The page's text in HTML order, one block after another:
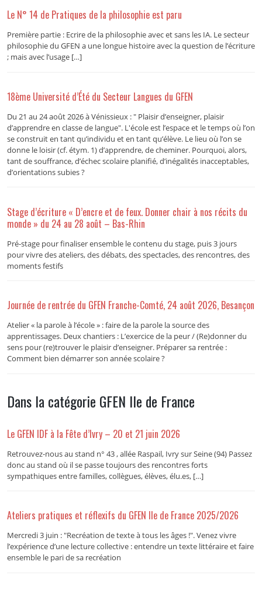
Le N° 14 de Pratiques de la philosophie est paru
Première partie : Ecrire de la philosophie avec et sans les IA. Le secteur
philosophie du GFEN a une longue histoire avec la question de l’écriture
; mais avec l’usage […]
18ème Université d’Été du Secteur Langues du GFEN
Du 21 au 24 août 2026 à Vénissieux : " Plaisir d’enseigner, plaisir
d’apprendre en classe de langue". L'école est l’espace et le temps où l’on
se construit en tant qu’individu et en tant qu’élève. Le lieu où l’on se
donne le loisir (cf. étym. 1) d’apprendre, de cheminer. Pourquoi, alors,
tant de souffrance, d’échec scolaire planifié, d’inégalités inacceptables,
d’orientations subies ?
Stage d’écriture « D’encre et de feux. Donner chair à nos récits du
monde » du 24 au 28 août – Bas-Rhin
Pré-stage pour finaliser ensemble le contenu du stage, puis 3 jours
pour vivre des ateliers, des débats, des spectacles, des rencontres, des
moments festifs
Journée de rentrée du GFEN Franche-Comté, 24 août 2026, Besançon
Atelier « la parole à l’école » : faire de la parole la source des
apprentissages. Deux chantiers : L’exercice de la peur / (Re)donner du
sens pour (re)trouver le plaisir d’enseigner. Préparer sa rentrée :
Comment bien démarrer son année scolaire ?
Dans la catégorie GFEN Ile de France
Le GFEN IDF à la Fête d’Ivry – 20 et 21 juin 2026
Retrouvez-nous au stand n° 43 , allée Raspail, Ivry sur Seine (94) Passez
donc au stand où il se passe toujours des rencontres forts
sympathiques entre familles, collègues, élèves, élu.es, […]
Ateliers pratiques et réflexifs du GFEN Ile de France 2025/2026
Mercredi 3 juin : "Recréation de texte à tous les âges !". Venez vivre
l’expérience d’une lecture collective : entendre un texte littéraire et faire
ensemble le pari de sa recréation